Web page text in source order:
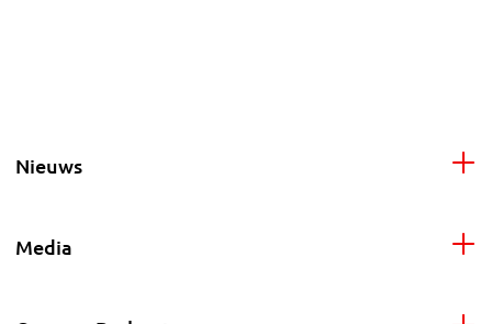
Nieuws
Media